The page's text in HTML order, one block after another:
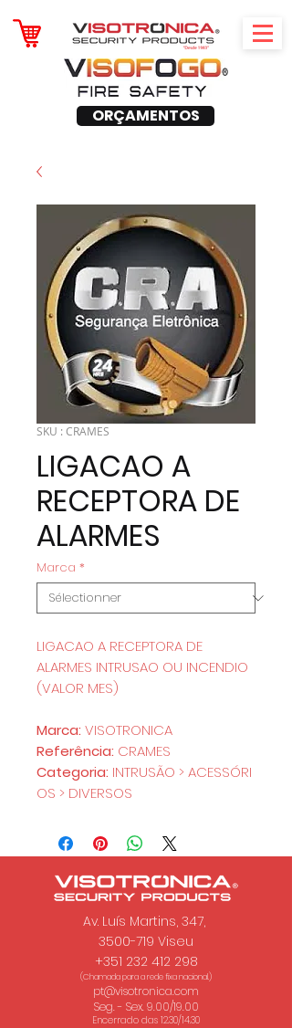
ORÇAMENTOS
SKU : CRAMES
LIGACAO A
RECEPTORA DE
ALARMES
Marca *
LIGACAO A RECEPTORA DE
ALARMES INTRUSAO OU INCENDIO
(VALOR MES)
Marca: VISOTRONICA
Referência: CRAMES
Categoria: INTRUSÃO > ACESSÓRI
OS > DIVERSOS
Av. Luís Martins, 347,
3500-719 Viseu
+351 232 412 298
(Chamada para a rede fixa nacional.)
pt@visotronica.com
Seg. - Sex. 9.00/19.00
Encerrado das 12.30/14.30